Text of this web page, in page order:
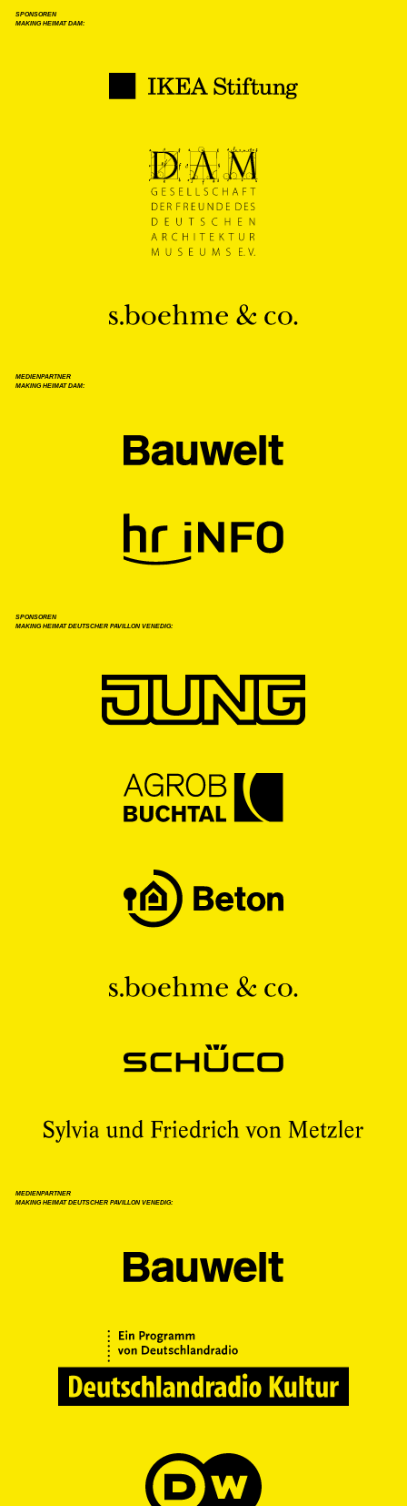
SPONSOREN
MAKING HEIMAT DAM
MEDIENPARTNER
MAKING HEIMAT DAM
SPONSOREN
MAKING HEIMAT DEUTSCHER PAVILLON VENEDIG
MEDIENPARTNER
MAKING HEIMAT DEUTSCHER PAVILLON VENEDIG